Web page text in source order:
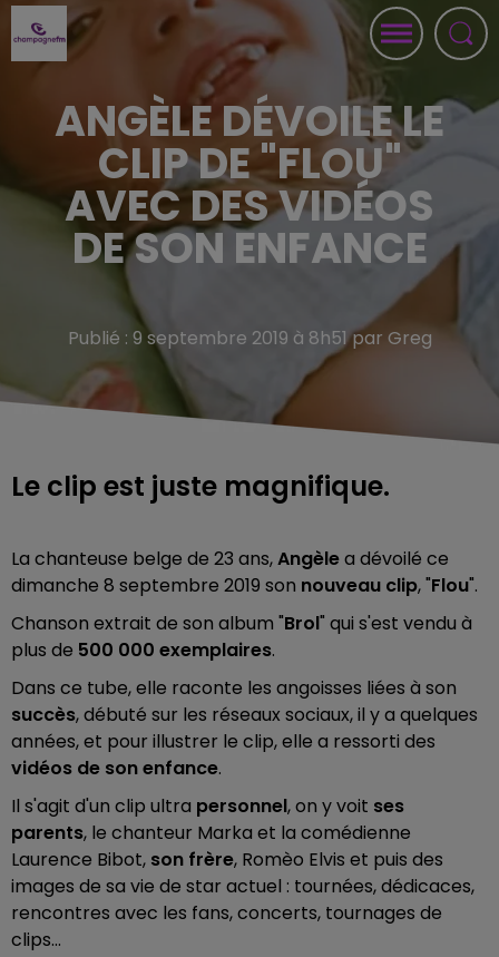
ANGÈLE DÉVOILE LE
CLIP DE "FLOU"
AVEC DES VIDÉOS
DE SON ENFANCE
Publié : 9 septembre 2019 à 8h51 par Greg
Le clip est juste magnifique.
La chanteuse belge de 23 ans,Angèlea dévoilé ce
dimanche 8 septembre 2019 son nouveau clip, "Flou".
Chanson extrait de son album "Brol" qui s'est vendu à
plus de 500 000 exemplaires.
Dans ce tube, elle raconte les angoisses liées à son
succès, débuté sur les réseaux sociaux, il y a quelques
années, et pour illustrer le clip, elle a ressorti des
vidéos de son enfance.
Il s'agit d'un clip ultra personnel, on y voit ses
parents, le chanteur Marka et la comédienne
Laurence Bibot, son frère, Romèo Elvis et puis des
images de sa vie de star actuel : tournées, dédicaces,
rencontres avec les fans, concerts, tournages de
clips...